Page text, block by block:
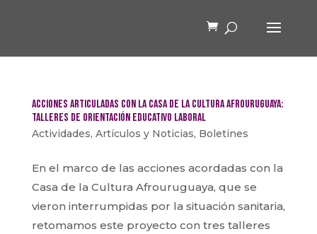
Acciones articuladas con la Casa de la Cultura Afrouruguaya:
talleres de Orientación Educativo Laboral
Actividades, Artículos y Noticias, Boletines
En el marco de las acciones acordadas con la
Casa de la Cultura Afrouruguaya, que se
vieron interrumpidas por la situación sanitaria,
retomamos este proyecto con tres talleres